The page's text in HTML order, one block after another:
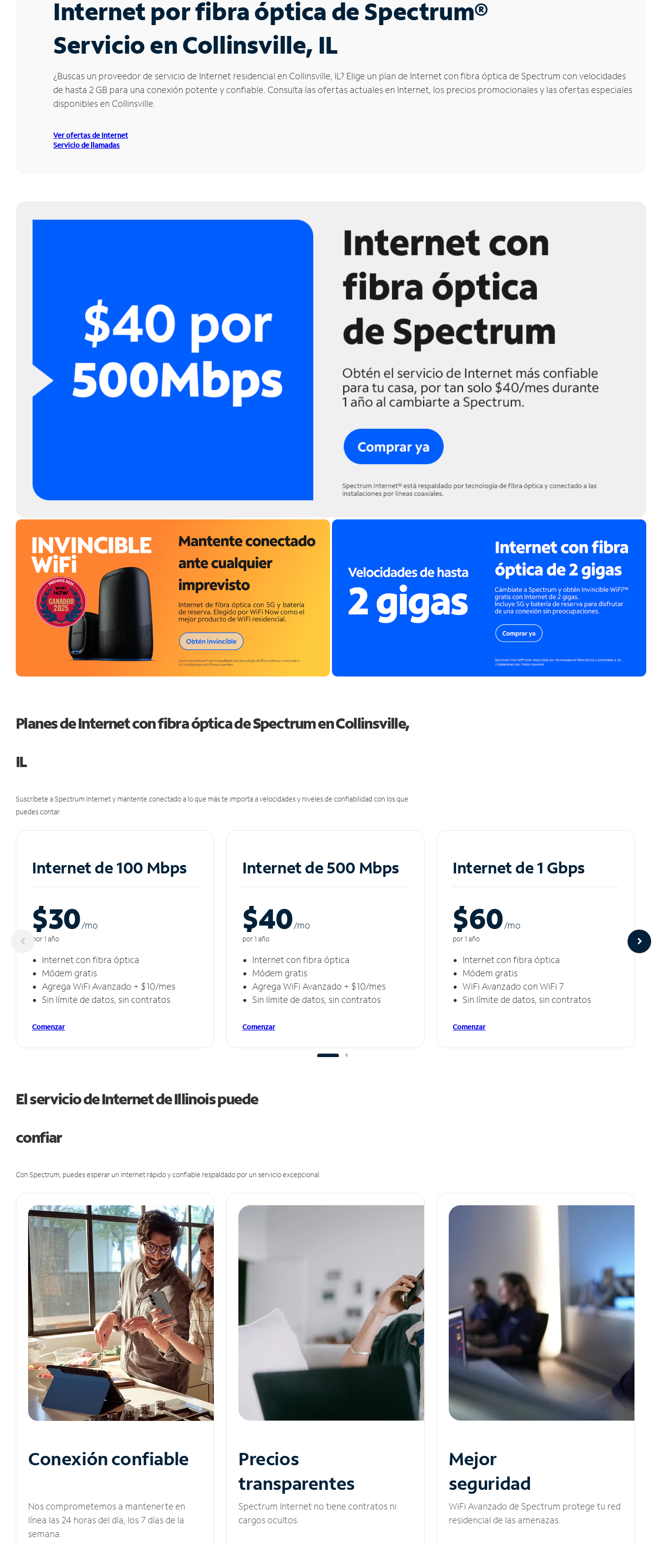
Internet por fibra óptica de Spectrum®
Servicio en Collinsville, IL
¿Buscas un proveedor de servicio de Internet residencial en Collinsville, IL? Elige un plan de Internet con fibra óptica de Spectrum con velocidades
de hasta 2 GB para una conexión potente y confiable. Consulta las ofertas actuales en Internet, los precios promocionales y las ofertas especiales
disponibles en Collinsville.
Ver ofertas de Internet
Servicio de llamadas
Planes de Internet con fibra óptica de Spectrum en Collinsville,
IL
Suscríbete a Spectrum Internet y mantente conectado a lo que más te importa a velocidades y niveles de confiabilidad con los que
puedes contar.
Internet de 100 Mbps
$30/mo
por 1 año
Internet con fibra óptica
Módem gratis
Agrega WiFi Avanzado + $10/mes
Sin límite de datos, sin contratos
Comenzar
Internet de 500 Mbps
$40/mo
por 1 año
Internet con fibra óptica
Módem gratis
Agrega WiFi Avanzado + $10/mes
Sin límite de datos, sin contratos
Comenzar
Internet de 1 Gbps
$60/mo
por 1 año
Internet con fibra óptica
Módem gratis
WiFi Avanzado con WiFi 7
Sin límite de datos, sin contratos
Comenzar
El servicio de Internet de Illinois puede
confiar
Con Spectrum, puedes esperar un Internet rápido y confiable respaldado por un servicio excepcional.
Conexión confiable
Nos comprometemos a mantenerte en
línea las 24 horas del día, los 7 días de la
semana.
Precios
transparentes
Spectrum Internet no tiene contratos ni
cargos ocultos.
Mejor
seguridad
WiFi Avanzado de Spectrum protege tu red
residencial de las amenazas.